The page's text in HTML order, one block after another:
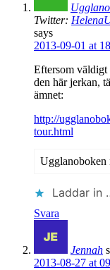
Twitter:
says
2013-09-01 at
Eftersom väldigt
den här jerkan,
ämnet:
http://
tour.html
Ugglanoboken
Laddar in
Svara
Jennah
2013-08-27 at